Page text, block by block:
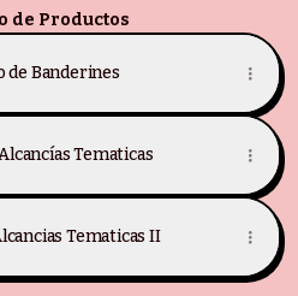
de Productos
de Banderines
Tematicas
Tematicas II